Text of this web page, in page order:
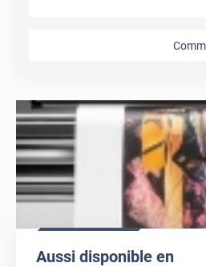
Aussi disponible en